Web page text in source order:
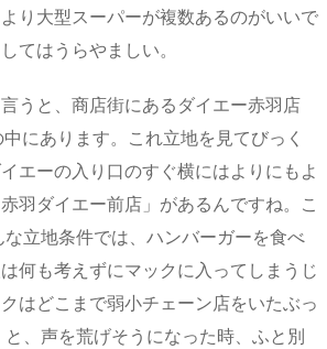
り大型スーパーが複数あるのがいいで
てはうらやましい。
うと、商店街にあるダイエー赤羽店
にあります。これ立地を見てびっく
エーの入り口のすぐ横にはよりにもよ
羽ダイエー前店」があるんですね。こ
立地条件では、ハンバーガーを食べ
何も考えずにマックに入ってしまうじ
はどこまで弱小チェーン店をいたぶっ
、声を荒げそうになった時、ふと別